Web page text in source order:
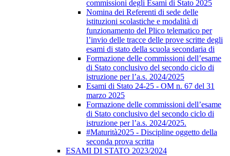
commissioni degli Esami di Stato 2025
Nomina dei Referenti di sede delle
istituzioni scolastiche e modalità di
funzionamento del Plico telematico per
l’invio delle tracce delle prove scritte degli
esami di stato della scuola secondaria di
Formazione delle commissioni dell’esame
di Stato conclusivo del secondo ciclo di
istruzione per l’a.s. 2024/2025
Esami di Stato 24-25 - OM n. 67 del 31
marzo 2025
Formazione delle commissioni dell’esame
di Stato conclusivo del secondo ciclo di
istruzione per l’a.s. 2024/2025.
#Maturità2025 - Discipline oggetto della
seconda prova scritta
ESAMI DI STATO 2023/2024